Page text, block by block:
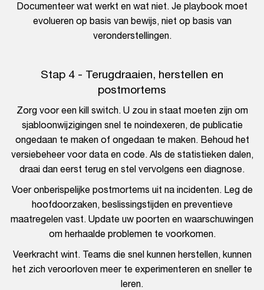
Documenteer wat werkt en wat niet. Je playbook moet
evolueren op basis van bewijs, niet op basis van
veronderstellingen.
Stap 4 - Terugdraaien, herstellen en
postmortems
Zorg voor een kill switch. U zou in staat moeten zijn om
sjabloonwijzigingen snel te noindexeren, de publicatie
ongedaan te maken of ongedaan te maken. Behoud het
versiebeheer voor data en code. Als de statistieken dalen,
draai dan eerst terug en stel vervolgens een diagnose.
Voer onberispelijke postmortems uit na incidenten. Leg de
hoofdoorzaken, beslissingstijden en preventieve
maatregelen vast. Update uw poorten en waarschuwingen
om herhaalde problemen te voorkomen.
Veerkracht wint. Teams die snel kunnen herstellen, kunnen
het zich veroorloven meer te experimenteren en sneller te
leren.